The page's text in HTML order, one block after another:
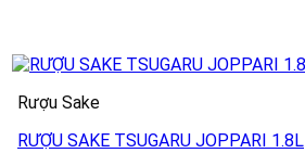
Rượu Sake
RƯỢU SAKE TSUGARU JOPPARI 1.8L